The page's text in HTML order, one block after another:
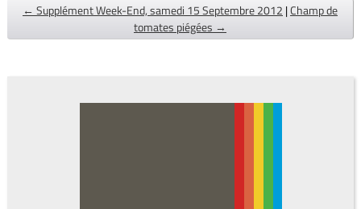
← Supplément Week-End, samedi 15 Septembre 2012 |Champ de
tomates piégées →